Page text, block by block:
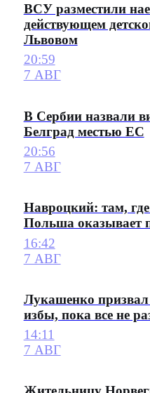
ВСУ разместили
действующем
Львовом
20:59
7 АВГ
В Сербии назвали
Белград местью ЕС
20:56
7 АВГ
Навроцкий: там,
Польша оказывает
16:42
7 АВГ
Лукашенко призвал
избы, пока все не
14:11
7 АВГ